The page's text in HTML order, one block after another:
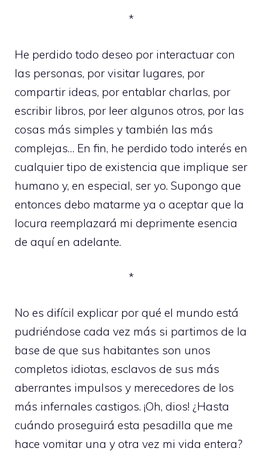
*
He perdido todo deseo por interactuar con
las personas, por visitar lugares, por
compartir ideas, por entablar charlas, por
escribir libros, por leer algunos otros, por las
cosas más simples y también las más
complejas… En fin, he perdido todo interés en
cualquier tipo de existencia que implique ser
humano y, en especial, ser yo. Supongo que
entonces debo matarme ya o aceptar que la
locura reemplazará mi deprimente esencia
de aquí en adelante.
*
No es difícil explicar por qué el mundo está
pudriéndose cada vez más si partimos de la
base de que sus habitantes son unos
completos idiotas, esclavos de sus más
aberrantes impulsos y merecedores de los
más infernales castigos. ¡Oh, dios! ¿Hasta
cuándo proseguirá esta pesadilla que me
hace vomitar una y otra vez mi vida entera?